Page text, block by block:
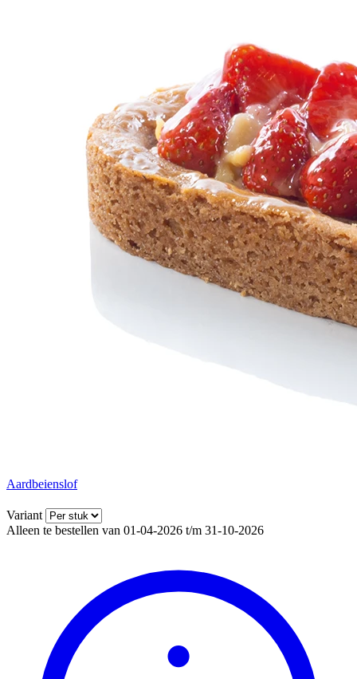
Aardbeienslof
Variant
Alleen te bestellen van 01-04-2026 t/m 31-10-2026